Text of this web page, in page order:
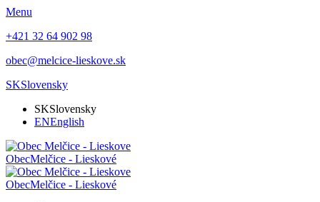
Menu
+421 32 64 902 98
obec@melcice-lieskove.sk
SKSlovensky
SKSlovensky
ENEnglish
ObecMelčice - Lieskové
ObecMelčice - Lieskové